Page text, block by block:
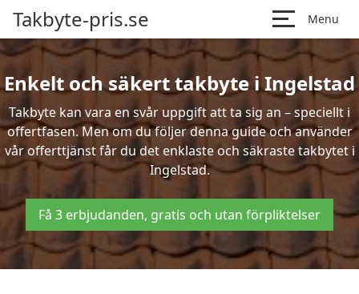
Takbyte-pris.se Menu
Enkelt och säkert takbyte i Ingelstad
Takbyte kan vara en svår uppgift att ta sig an – speciellt i
offertfasen. Men om du följer denna guide och använder
vår offerttjänst får du det enklaste och säkraste takbytet i
Ingelstad.
Få 3 erbjudanden, gratis och utan förpliktelser